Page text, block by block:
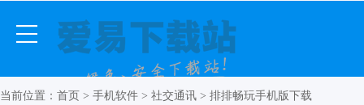
当前位置： 首页 > 手机软件 > 社交通讯 > 排排畅玩手机版下载